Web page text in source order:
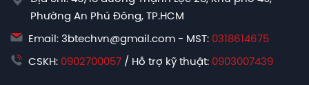
Phường An Phú Đông, TP.HCM
Email: 3btechvn@gmail.com - MST: 0318614675
CSKH: 0902700057 / Hỗ trợ kỹ thuật: 0903007439